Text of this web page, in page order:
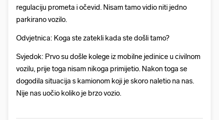
regulaciju prometa i očevid. Nisam tamo vidio niti jedno
parkirano vozilo.
Odvjetnica: Koga ste zatekli kada ste došli tamo?
Svjedok: Prvo su došle kolege iz mobilne jedinice u civilnom
vozilu, prije toga nisam nikoga primijetio. Nakon toga se
dogodila situacija s kamionom koji je skoro naletio na nas.
Nije nas uočio koliko je brzo vozio.